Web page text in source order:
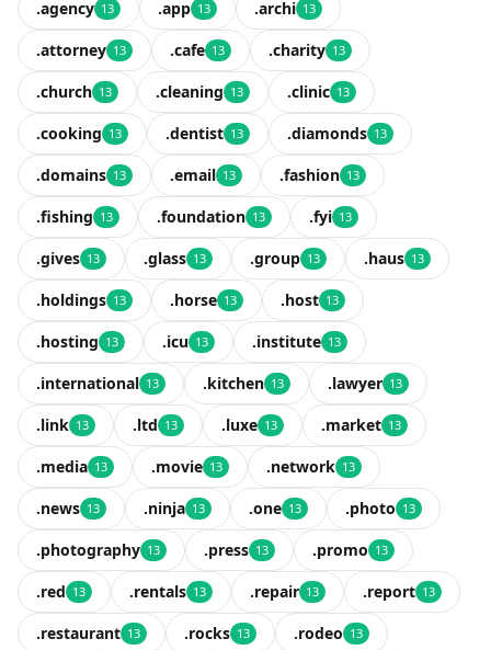
.agency 13 .app 13 .archi 13
.attorney 13 .cafe 13 .charity 13
.church 13 .cleaning 13 .clinic 13
.cooking 13 .dentist 13 .diamonds 13
.domains 13 .email 13 .fashion 13
.fishing 13 .foundation 13 .fyi 13
.gives 13 .glass 13 .group 13 .haus 13
.holdings 13 .horse 13 .host 13
.hosting 13 .icu 13 .institute 13
.international 13 .kitchen 13 .lawyer 13
.link 13 .ltd 13 .luxe 13 .market 13
.media 13 .movie 13 .network 13
.news 13 .ninja 13 .one 13 .photo 13
.photography 13 .press 13 .promo 13
.red 13 .rentals 13 .repair 13 .report 13
.restaurant 13 .rocks 13 .rodeo 13